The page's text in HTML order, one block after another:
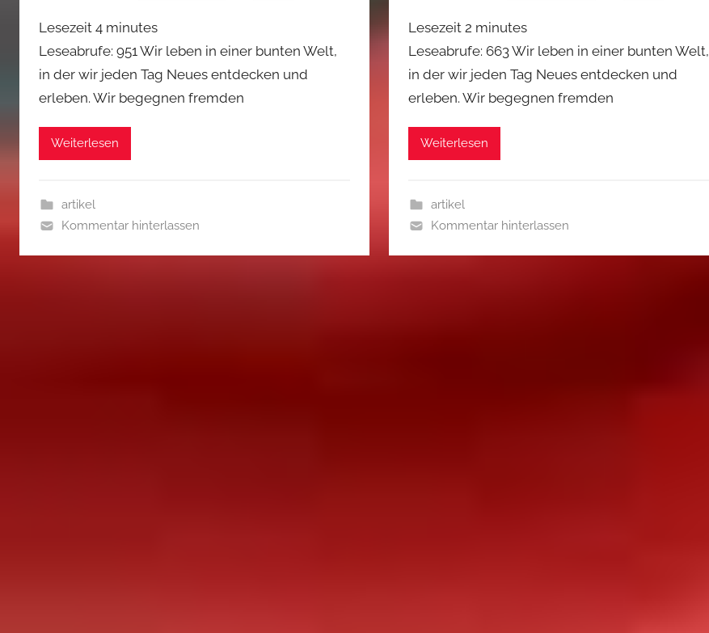
Lesezeit 4 minutes
Leseabrufe: 951 Wir leben in einer bunten Welt,
in der wir jeden Tag Neues entdecken und
erleben. Wir begegnen fremden
Weiterlesen
artikel
Kommentar hinterlassen
Lesezeit 2 minutes
Leseabrufe: 663 Wir leben in einer bunten Welt,
in der wir jeden Tag Neues entdecken und
erleben. Wir begegnen fremden
Weiterlesen
artikel
Kommentar hinterlassen